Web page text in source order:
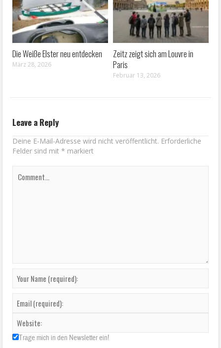
Die Weiße Elster neu entdecken
März 28, 2026
Zeitz zeigt sich am Louvre in
Paris
Februar 13, 2026
Leave a Reply
Deine E-Mail-Adresse wird nicht veröffentlicht. Erforderliche
Felder sind mit* markiert
Trage mich in den Newsletter ein!